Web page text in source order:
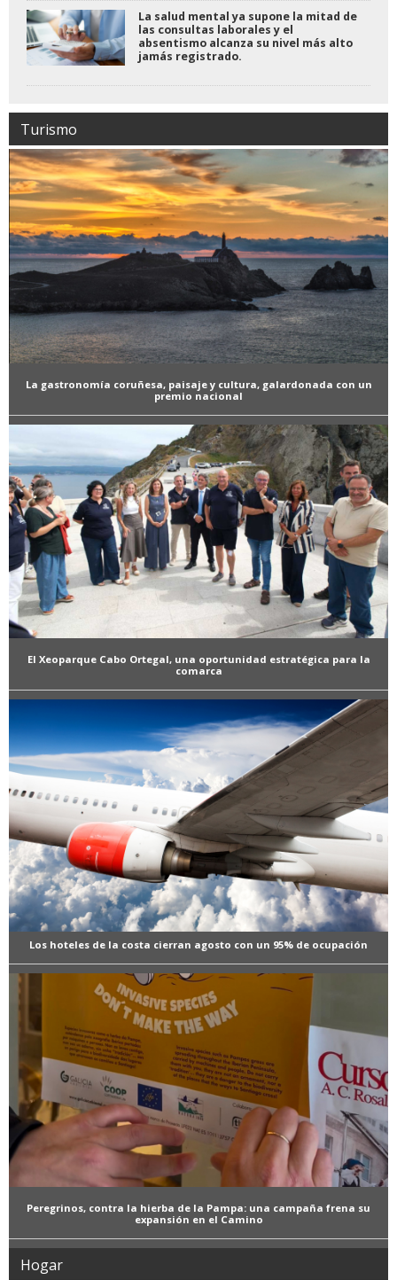
La salud mental ya supone la mitad de
las consultas laborales y el
absentismo alcanza su nivel más alto
jamás registrado.
Turismo
La gastronomía coruñesa, paisaje y cultura, galardonada con un
premio nacional
El Xeoparque Cabo Ortegal, una oportunidad estratégica para la
comarca
Los hoteles de la costa cierran agosto con un 95% de ocupación
Peregrinos, contra la hierba de la Pampa: una campaña frena su
expansión en el Camino
Hogar